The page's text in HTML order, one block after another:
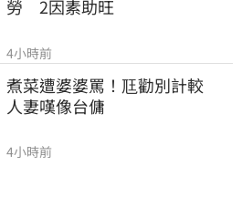
勞　2因素助旺
4小時前
煮菜遭婆婆罵！尫勸別計較
人妻嘆像台傭
4小時前